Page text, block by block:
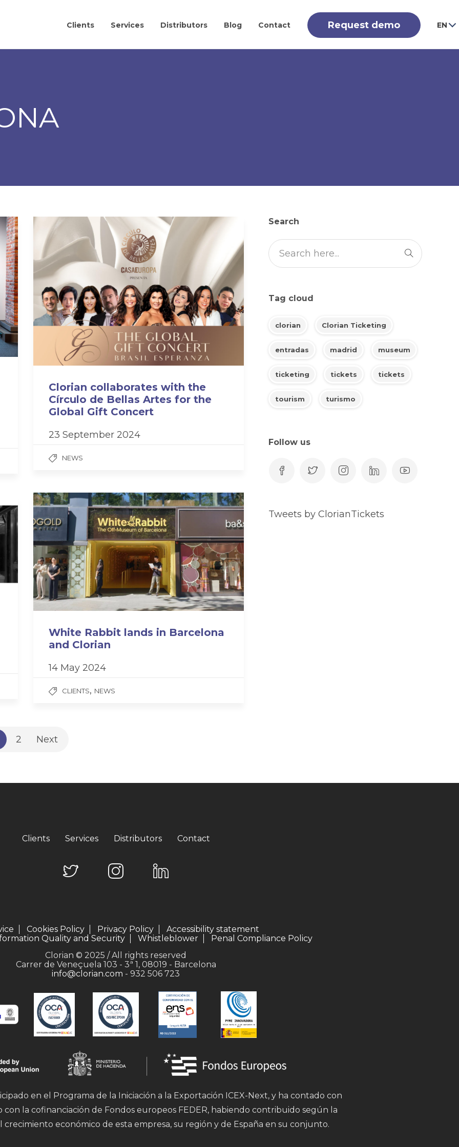
Clients Services Distributors Blog Contact Request demo EN
Clorian collaborates with the
Círculo de Bellas Artes for the
Global Gift Concert
23 September 2024
NEWS
White Rabbit lands in Barcelona
and Clorian
14 May 2024
CLIENTS, NEWS
2 Next
Search
Tag cloud
clorian Clorian Ticketing
entradas madrid museum
ticketing tickets tickets
tourism turismo
Follow us
Tweets by ClorianTickets
Clients Services Distributors Contact
Cookies Policy Privacy Policy
Accessibility statement
Quality and Security
Whistleblower
Penal Compliance Policy
Clorian © 2025 / All rights reserved
Carrer de Veneçuela 103 - 3ª 1, 08019 - Barcelona
info@clorian.com - 932 506 723
en el Programa de la Iniciación a la Exportación ICEX-Next, y ha contado con
con la cofinanciación de Fondos europeos FEDER, habiendo contribuido según la
crecimiento económico de esta empresa, su región y de España en su conjunto.